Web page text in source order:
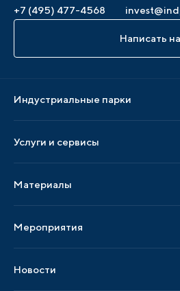
+7 (495) 477-4568
Написать
Индустриальные парки
Парки по регионам
Услуги и сервисы
Услуги по локализации
Материалы
Публикации СМИ и статьи
Мероприятия
Мероприятия отрасли
Новости